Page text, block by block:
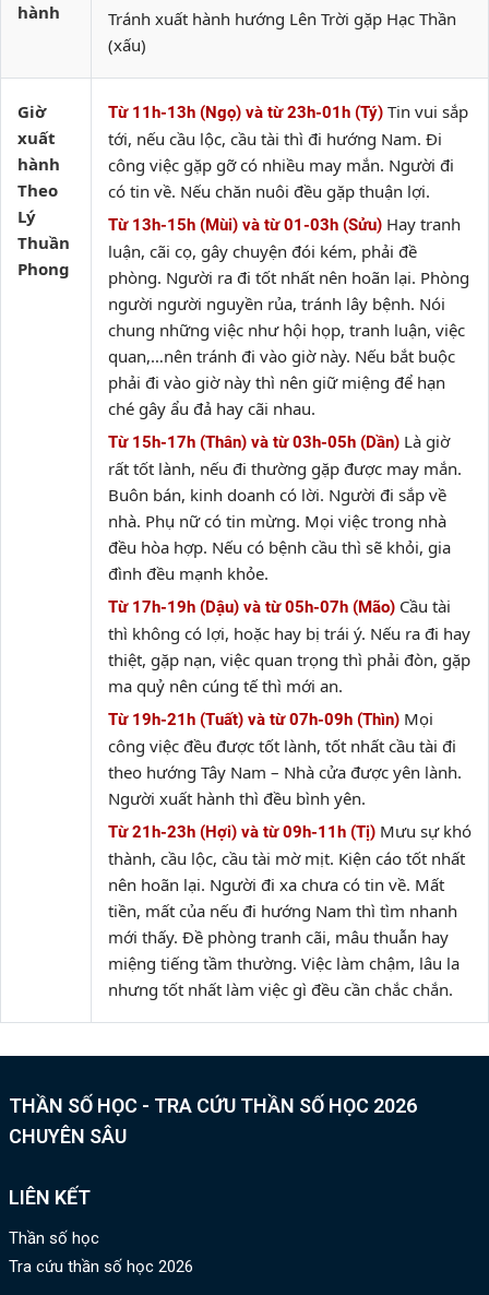
hành
Tránh xuất hành hướng Lên Trời gặp Hạc Thần
(xấu)
Giờ
xuất
hành
Theo
Lý
Thuần
Phong
Từ 11h-13h (Ngọ) và từ 23h-01h (Tý) Tin vui sắp
tới, nếu cầu lộc, cầu tài thì đi hướng Nam. Đi
công việc gặp gỡ có nhiều may mắn. Người đi
có tin về. Nếu chăn nuôi đều gặp thuận lợi.
Từ 13h-15h (Mùi) và từ 01-03h (Sửu) Hay tranh
luận, cãi cọ, gây chuyện đói kém, phải đề
phòng. Người ra đi tốt nhất nên hoãn lại. Phòng
người người nguyền rủa, tránh lây bệnh. Nói
chung những việc như hội họp, tranh luận, việc
quan,…nên tránh đi vào giờ này. Nếu bắt buộc
phải đi vào giờ này thì nên giữ miệng để hạn
ché gây ẩu đả hay cãi nhau.
Từ 15h-17h (Thân) và từ 03h-05h (Dần) Là giờ
rất tốt lành, nếu đi thường gặp được may mắn.
Buôn bán, kinh doanh có lời. Người đi sắp về
nhà. Phụ nữ có tin mừng. Mọi việc trong nhà
đều hòa hợp. Nếu có bệnh cầu thì sẽ khỏi, gia
đình đều mạnh khỏe.
Từ 17h-19h (Dậu) và từ 05h-07h (Mão) Cầu tài
thì không có lợi, hoặc hay bị trái ý. Nếu ra đi hay
thiệt, gặp nạn, việc quan trọng thì phải đòn, gặp
ma quỷ nên cúng tế thì mới an.
Từ 19h-21h (Tuất) và từ 07h-09h (Thìn) Mọi
công việc đều được tốt lành, tốt nhất cầu tài đi
theo hướng Tây Nam – Nhà cửa được yên lành.
Người xuất hành thì đều bình yên.
Từ 21h-23h (Hợi) và từ 09h-11h (Tị) Mưu sự khó
thành, cầu lộc, cầu tài mờ mịt. Kiện cáo tốt nhất
nên hoãn lại. Người đi xa chưa có tin về. Mất
tiền, mất của nếu đi hướng Nam thì tìm nhanh
mới thấy. Đề phòng tranh cãi, mâu thuẫn hay
miệng tiếng tầm thường. Việc làm chậm, lâu la
nhưng tốt nhất làm việc gì đều cần chắc chắn.
THẦN SỐ HỌC - TRA CỨU THẦN SỐ HỌC 2026
CHUYÊN SÂU
LIÊN KẾT
Thần số học
Tra cứu thần số học 2026